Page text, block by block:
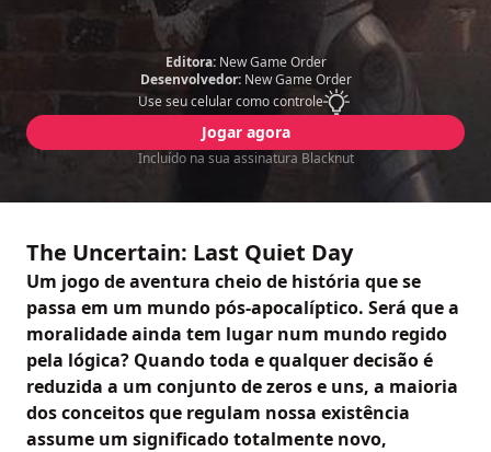
Editora: New Game Order
Desenvolvedor: New Game Order
Use seu celular como controle
Jogar agora
Incluído na sua assinatura Blacknut
The Uncertain: Last Quiet Day
Um jogo de aventura cheio de história que se
passa em um mundo pós-apocalíptico. Será que a
moralidade ainda tem lugar num mundo regido
pela lógica? Quando toda e qualquer decisão é
reduzida a um conjunto de zeros e uns, a maioria
dos conceitos que regulam nossa existência
assume um significado totalmente novo,